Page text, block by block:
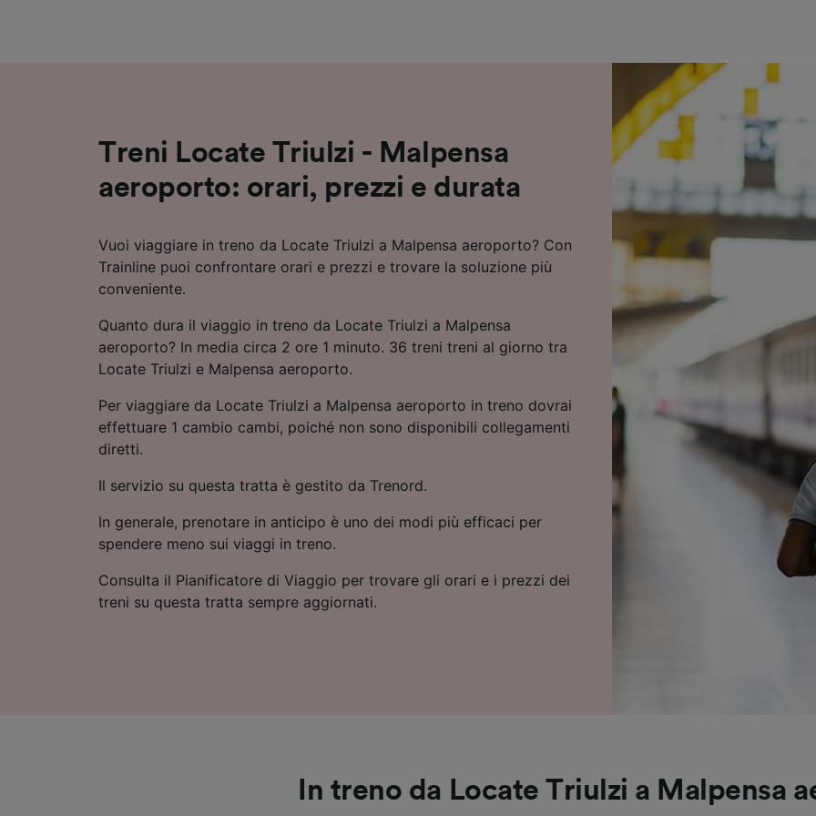
Treni Locate Triulzi - Malpensa
aeroporto: orari, prezzi e durata
Vuoi viaggiare in treno da Locate Triulzi a Malpensa aeroporto? Con
Trainline puoi confrontare orari e prezzi e trovare la soluzione più
conveniente.
Quanto dura il viaggio in treno da Locate Triulzi a Malpensa
aeroporto? In media circa 2 ore 1 minuto. 36 treni treni al giorno tra
Locate Triulzi e Malpensa aeroporto.
Per viaggiare da Locate Triulzi a Malpensa aeroporto in treno dovrai
effettuare 1 cambio cambi, poiché non sono disponibili collegamenti
diretti.
Il servizio su questa tratta è gestito da Trenord.
In generale, prenotare in anticipo è uno dei modi più efficaci per
spendere meno sui viaggi in treno.
Consulta il Pianificatore di Viaggio per trovare gli orari e i prezzi dei
treni su questa tratta sempre aggiornati.
In treno da Locate Triulzi a Malpensa